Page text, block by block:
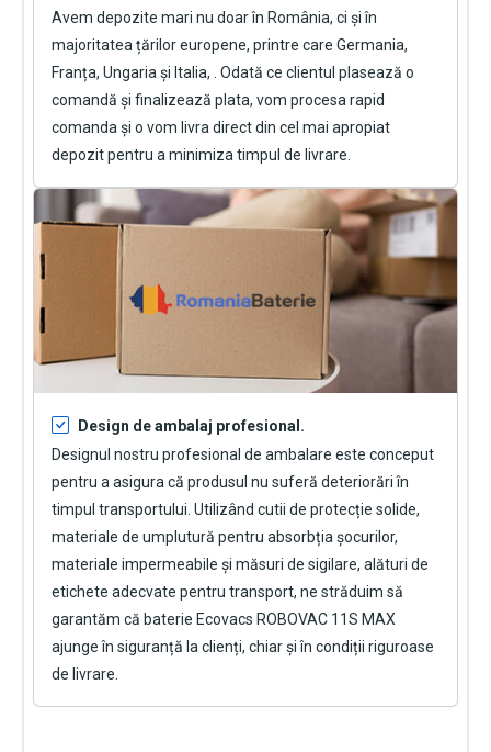
Avem depozite mari nu doar în România, ci și în
majoritatea țărilor europene, printre care Germania,
Franța, Ungaria și Italia, . Odată ce clientul plasează o
comandă și finalizează plata, vom procesa rapid
comanda și o vom livra direct din cel mai apropiat
depozit pentru a minimiza timpul de livrare.
Design de ambalaj profesional.
Designul nostru profesional de ambalare este conceput
pentru a asigura că produsul nu suferă deteriorări în
timpul transportului. Utilizând cutii de protecție solide,
materiale de umplutură pentru absorbția șocurilor,
materiale impermeabile și măsuri de sigilare, alături de
etichete adecvate pentru transport, ne străduim să
garantăm că baterie Ecovacs ROBOVAC 11S MAX
ajunge în siguranță la clienți, chiar și în condiții riguroase
de livrare.